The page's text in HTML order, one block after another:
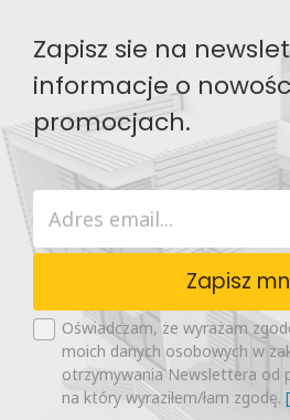
Zapisz sie na
informacje o
promocjach.
Zapisz
Oświadczam, że wyrażam
moich danych osobowych w
otrzymywania Newslettera od
na który wyraziłem/łam zgodę.